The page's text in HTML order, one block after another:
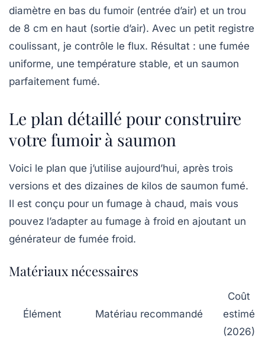
diamètre en bas du fumoir (entrée d’air) et un trou
de 8 cm en haut (sortie d’air). Avec un petit registre
coulissant, je contrôle le flux. Résultat : une fumée
uniforme, une température stable, et un saumon
parfaitement fumé.
Le plan détaillé pour construire
votre fumoir à saumon
Voici le plan que j’utilise aujourd’hui, après trois
versions et des dizaines de kilos de saumon fumé.
Il est conçu pour un fumage à chaud, mais vous
pouvez l’adapter au fumage à froid en ajoutant un
générateur de fumée froid.
Matériaux nécessaires
Élément Matériau recommandé
Coût
estimé
(2026)